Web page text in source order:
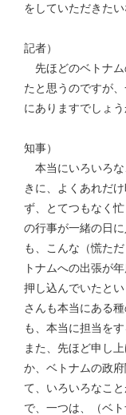
をしていただきたい
記者）
先ほどのベトナム
たと思うのですが
にありますでしょう
知事）
本当にいろいろな
きに、よくあれだ
ず、とてつもなく
の行事が一緒の日
も、こんな（慌た
トナムへの出張が
押し込んでいたと
さんも本当にある
も、本当に担当を
また、先ほど申し
か、ベトナムの政
て、いろいろなこ
で、一つは、（ベ